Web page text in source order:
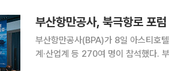
부산항만공사(BPA)가 8일 아스티호
계·산업계 등 270여 명이 참석했다. 부산항만공사와 한국해양수산개발원(KMI), 극지연구소